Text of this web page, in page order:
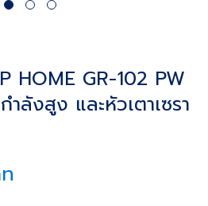
HOME GR-102 PW
ลังสูง และหัวเตาเซรา